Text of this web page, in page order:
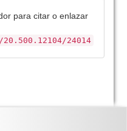
para citar o enlazar
24014